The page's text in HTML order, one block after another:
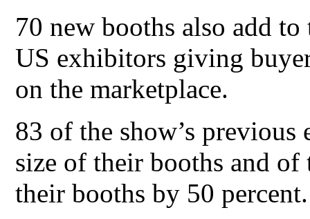
70 new booths also add
US exhibitors giving
on the marketplace.
83 of the show’s previous
size of their booths and of
their booths by 50 percent.